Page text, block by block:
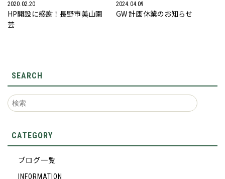
2020.02.20
HP開設に感謝！長野市美山園
芸
2024.04.09
GW 計画休業のお知らせ
SEARCH
CATEGORY
ブログ一覧
INFORMATION